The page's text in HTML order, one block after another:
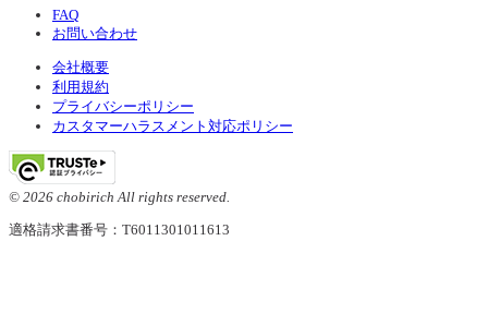
FAQ
お問い合わせ
会社概要
利用規約
プライバシーポリシー
カスタマーハラスメント対応ポリシー
© 2026 chobirich All rights reserved.
適格請求書番号：T6011301011613